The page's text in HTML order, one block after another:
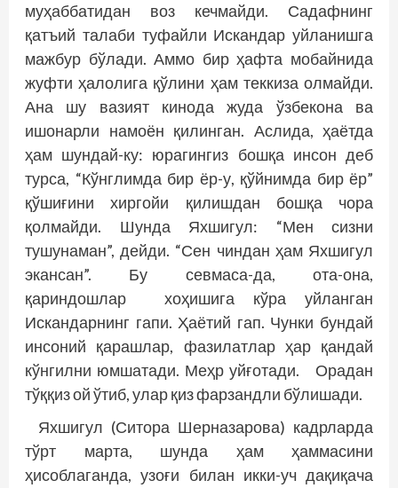
муҳаббатидан воз кечмайди. Садафнинг
қатъий талаби туфайли Искандар уйланишга
мажбур бўлади. Аммо бир ҳафта мобайнида
жуфти ҳалолига қўлини ҳам теккиза олмайди.
Ана шу вазият кинода жуда ўзбекона ва
ишонарли намоён қилинган. Аслида, ҳаётда
ҳам шундай-ку: юрагингиз бошқа инсон деб
турса, “Кўнглимда бир ёр-у, қўйнимда бир ёр”
қўшиғини хиргойи қилишдан бошқа чора
қолмайди. Шунда Яхшигул: “Мен сизни
тушунаман”, дейди. “Сен чиндан ҳам Яхшигул
экансан”. Бу севмаса-да, ота-она,
қариндошлар хоҳишига кўра уйланган
Искандарнинг гапи. Ҳаётий гап. Чунки бундай
инсоний қарашлар, фазилатлар ҳар қандай
кўнгилни юмшатади. Меҳр уйғотади. Орадан
тўққиз ой ўтиб, улар қиз фарзандли бўлишади.
Яхшигул (Ситора Шерназарова) кадрларда
тўрт марта, шунда ҳам ҳаммасини
ҳисоблаганда, узоғи билан икки-уч дақиқача